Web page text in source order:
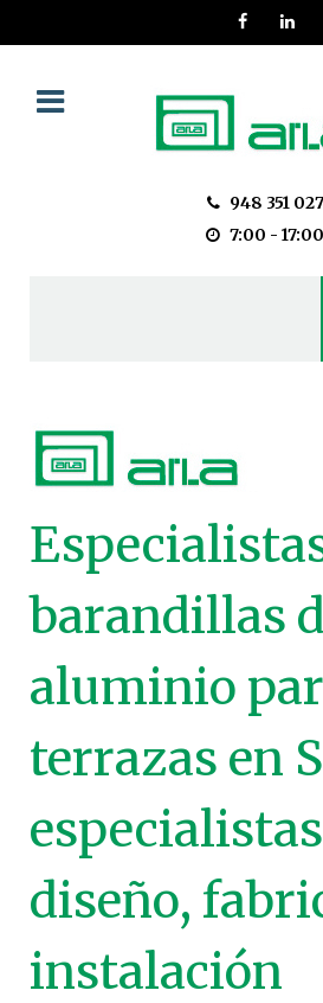
948 351 027
7:00 - 17:00
barandillas
aluminio
terrazas en
diseño,
instalación